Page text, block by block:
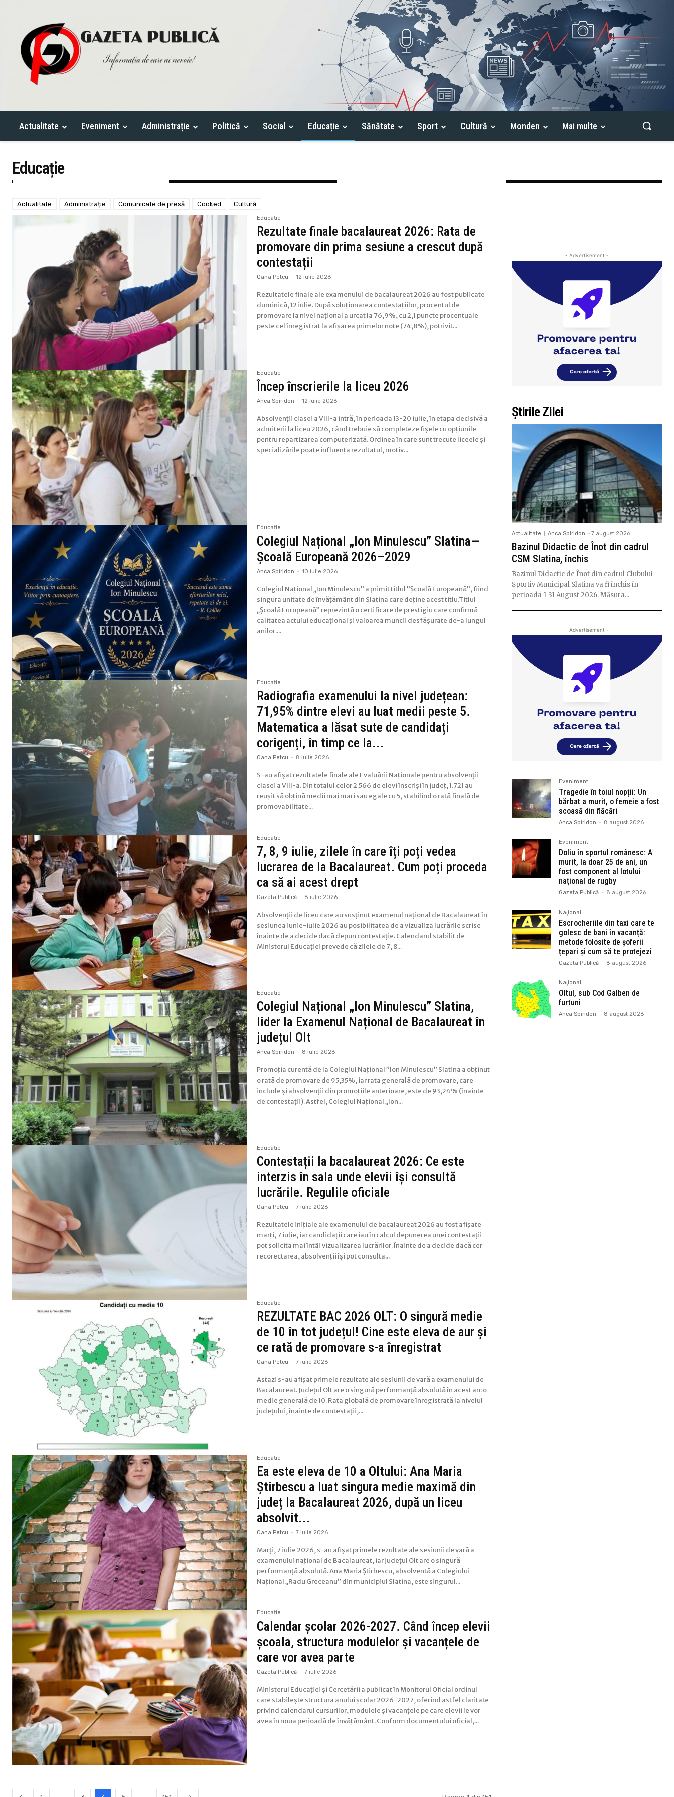
Actualitate Eveniment Administrație Politică Social Educație Sănătate Sport Cultură Monden Mai multe
Educație
Actualitate Administrație Comunicate de presă Cooked Cultură
Educație
Rezultate finale bacalaureat 2026: Rata de
promovare din prima sesiune a crescut după
contestații
Oana Petcu - 12 iulie 2026
Rezultatele finale ale examenului de bacalaureat 2026 au fost publicate
duminică, 12 iulie. După soluționarea contestațiilor, procentul de
promovare la nivel național a urcat la 76,9%, cu 2,1 puncte procentuale
peste cel înregistrat la afișarea primelor note (74,8%), potrivit...
Educație
Încep înscrierile la liceu 2026
Anca Spiridon - 12 iulie 2026
Absolvenții clasei a VIII-a intră, în perioada 13-20 iulie, în etapa decisivă a
admiterii la liceu 2026, când trebuie să completeze fișele cu opțiunile
pentru repartizarea computerizată. Ordinea în care sunt trecute liceele și
specializările poate influența rezultatul, motiv...
Educație
Colegiul Național „Ion Minulescu” Slatina—
Școală Europeană 2026–2029
Anca Spiridon - 10 iulie 2026
Colegiul Național „Ion Minulescu” a primit titlul ”Școală Europeană”, fiind
singura unitate de învățământ din Slatina care deține acest titlu.Titlul
„Școală Europeană” reprezintă o certificare de prestigiu care confirmă
calitatea actului educațional și valoarea muncii desfășurate de-a lungul
anilor....
Educație
Radiografia examenului la nivel județean:
71,95% dintre elevi au luat medii peste 5.
Matematica a lăsat sute de candidați
corigenți, în timp ce la...
Oana Petcu - 8 iulie 2026
S-au afișat rezultatele finale ale Evaluării Naționale pentru absolvenții
clasei a VIII-a. Din totalul celor 2.566 de elevi înscriși în județ, 1.721 au
reușit să obțină medii mai mari sau egale cu 5, stabilind o rată finală de
promovabilitate...
Educație
7, 8, 9 iulie, zilele în care îți poți vedea
lucrarea de la Bacalaureat. Cum poți proceda
ca să ai acest drept
Gazeta Publică - 8 iulie 2026
Absolvenții de liceu care au susținut examenul național de Bacalaureat în
sesiunea iunie-iulie 2026 au posibilitatea de a vizualiza lucrările scrise
înainte de a decide dacă depun contestație. Calendarul stabilit de
Ministerul Educației prevede că zilele de 7, 8...
Educație
Colegiul Național „Ion Minulescu” Slatina,
lider la Examenul Național de Bacalaureat în
județul Olt
Anca Spiridon - 8 iulie 2026
Promoția curentă de la Colegiul Național ”Ion Minulescu” Slatina a obținut
o rată de promovare de 95,35%, iar rata generală de promovare, care
include și absolvenții din promoțiile anterioare, este de 93,24% (înainte
de contestații). Astfel, Colegiul Național „Ion...
Educație
Contestații la bacalaureat 2026: Ce este
interzis în sala unde elevii își consultă
lucrările. Regulile oficiale
Oana Petcu - 7 iulie 2026
Rezultatele inițiale ale examenului de bacalaureat 2026 au fost afișate
marți, 7 iulie, iar candidații care iau în calcul depunerea unei contestații
pot solicita mai întâi vizualizarea lucrărilor. Înainte de a decide dacă cer
recorectarea, absolvenții își pot consulta...
Educație
REZULTATE BAC 2026 OLT: O singură medie
de 10 în tot județul! Cine este eleva de aur și
ce rată de promovare s-a înregistrat
Oana Petcu - 7 iulie 2026
Astazi s-au afișat primele rezultate ale sesiunii de vară a examenului de
Bacalaureat. Județul Olt are o singură performanță absolută în acest an: o
medie generală de 10. Rata globală de promovare înregistrată la nivelul
județului, înainte de contestații,...
Educație
Ea este eleva de 10 a Oltului: Ana Maria
Știrbescu a luat singura medie maximă din
județ la Bacalaureat 2026, după un liceu
absolvit...
Oana Petcu - 7 iulie 2026
Marți, 7 iulie 2026, s-au afișat primele rezultate ale sesiunii de vară a
examenului național de Bacalaureat, iar județul Olt are o singură
performanță absolută. Ana Maria Știrbescu, absolventă a Colegiului
Național „Radu Greceanu” din municipiul Slatina, este singurul...
Educație
Calendar școlar 2026-2027. Când încep elevii
școala, structura modulelor și vacanțele de
care vor avea parte
Gazeta Publică - 7 iulie 2026
Ministerul Educației și Cercetării a publicat în Monitorul Oficial ordinul
care stabilește structura anului școlar 2026-2027, oferind astfel claritate
privind calendarul cursurilor, modulele și vacanțele pe care elevii le vor
avea în noua perioadă de învățământ. Conform documentului oficial,...
- Advertisement -
Știrile Zilei
Actualitate Anca Spiridon - 7 august 2026
Bazinul Didactic de Înot din cadrul
CSM Slatina, închis
Bazinul Didactic de Înot din cadrul Clubului
Sportiv Municipal Slatina va fi închis în
perioada 1-31 August 2026. Măsura...
- Advertisement -
Eveniment
Tragedie în toiul nopții: Un
bărbat a murit, o femeie a fost
scoasă din flăcări
Anca Spiridon - 8 august 2026
Eveniment
Doliu în sportul românesc: A
murit, la doar 25 de ani, un
fost component al lotului
național de rugby
Gazeta Publică - 8 august 2026
Naţional
Escrocheriile din taxi care te
golesc de bani în vacanță:
metode folosite de șoferii
țepari și cum să te protejezi
Gazeta Publică - 8 august 2026
Naţional
Oltul, sub Cod Galben de
furtuni
Anca Spiridon - 8 august 2026